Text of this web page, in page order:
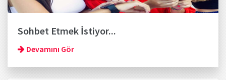
Sohbet Etmek İstiyor...
Devamını Gör